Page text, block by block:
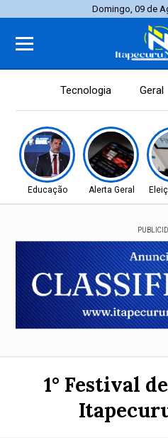
Domingo, 09 de
Tecnologia Geral
Educação Alerta Geral
1° Festival